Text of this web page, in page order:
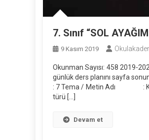
7. Sınıf “SOL
9 Kasım 2019
Okunman Sayısı: 458 2019-
günlük ders planını
: 7 Tema / Metin Adı :
türü […]
Devam et